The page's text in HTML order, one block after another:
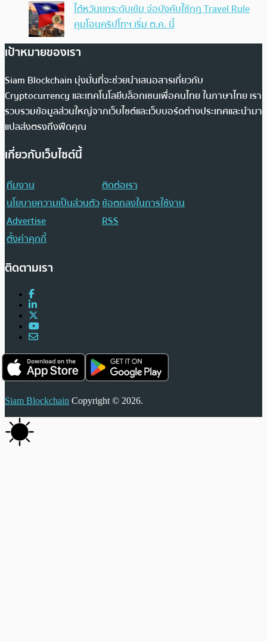
ไต้หวันยกระดับเข้ม จ่อบังคับใช้กฏ Travel Rule
คุมโอนคริปโทฯ เริ่ม ต.ค. นี้
เป้าหมายของเรา
Siam Blockchain มุ่งมั่นที่จะช่วยนำเสนอสารเกี่ยวกับ
Cryptocurrency และเทคโนโลยีบล็อกเชนเพื่อคนไทย ในภาษาไทย เรา
รวบรวมข้อมูลส่วนใหญ่จากเว็บไซต์และเว็บบอร์ดต่างประเทศและนำมา
แปลส่งตรงถึงฟีดคุณ
เกี่ยวกับเว็บไซต์นี้
ทีมงาน
ติดต่อเรา
นโยบายความเป็นส่วนตัวข้อตกลงในการใช้งาน
Advertise
RSS
ตั้งค่าคุกกี้
ติดตามเรา
Siam Blockchain Copyright © 2026.